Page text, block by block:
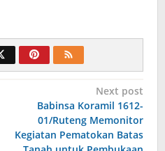
Next post
Babinsa Koramil 1612-
01/Ruteng Memonitor
Kegiatan Pematokan Batas